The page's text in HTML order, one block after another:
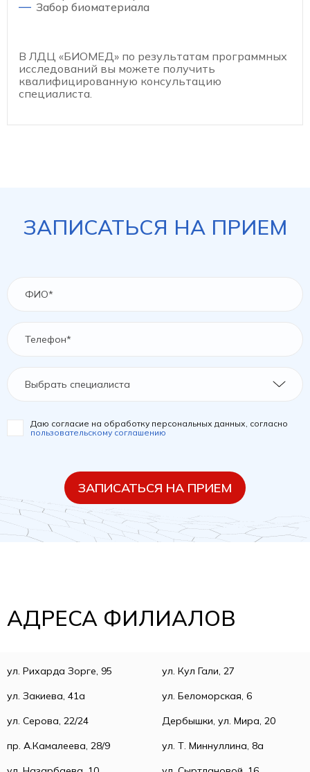
Забор биоматериала
В ЛДЦ «БИОМЕД» по результатам программных
исследований вы можете получить
квалифицированную консультацию
специалиста.
ЗАПИСАТЬСЯ НА ПРИЕМ
Выбрать специалиста
Даю согласие на обработку персональных данных, согласно
пользовательскому соглашению
ЗАПИСАТЬСЯ НА ПРИЕМ
АДРЕСА ФИЛИАЛОВ
ул. Рихарда Зорге, 95
ул. Кул Гали, 27
ул. Закиева, 41а
ул. Беломорская, 6
ул. Серова, 22/24
Дербышки, ул. Мира, 20
пр. А.Камалеева, 28/9
ул. Т. Миннуллина, 8а